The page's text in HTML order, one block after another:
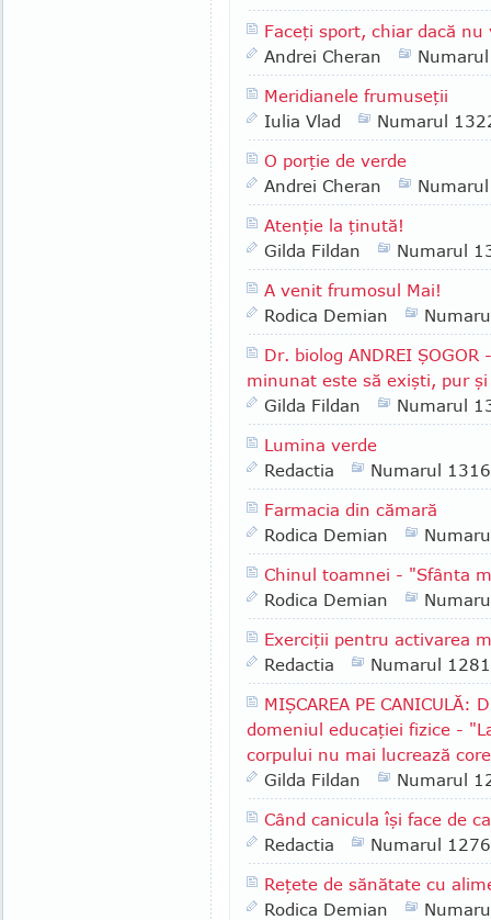
Faceţi sport, chiar dacă
Andrei Cheran
Meridianele frumuseţii
Iulia Vlad
Numarul
O porţie de verde
Andrei Cheran
Atenţie la ţinută!
Gilda Fildan
Numarul
A venit frumosul Mai!
Rodica Demian
Dr. biolog ANDREI
minunat este să exişti, pur
Gilda Fildan
Numarul
Lumina verde
Redactia
Numarul 1316
Farmacia din cămară
Rodica Demian
Chinul toamnei - "Sfânta
Rodica Demian
Exerciţii pentru activarea
Redactia
Numarul 1281
MIŞCAREA PE CANICULĂ:
domeniul educaţiei fizice -
corpului nu mai lucrează
Gilda Fildan
Numarul
Când canicula îşi face de
Redactia
Numarul 1276
Reţete de sănătate cu
Rodica Demian